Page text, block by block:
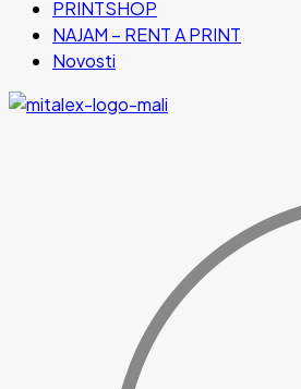
PRINTSHOP
NAJAM – RENT A PRINT
Novosti